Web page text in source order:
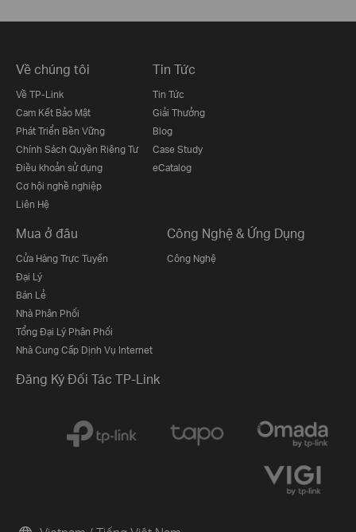
Về chúng tôi
Về TP-Link
Cam Kết Bảo Mật
Phát Triển Bền Vững
Chính Sách Quyền Riêng Tư
Điều khoản sử dụng
Cơ hội nghề nghiệp
Liên Hệ
Tin Tức
Tin Tức
Giải Thưởng
Blog
Case Study
eCatalog
Mua ở đâu
Cửa Hàng Trực Tuyến
Đại Lý
Bán Lẻ
Nhà Phân Phối
Tổng Đại Lý Phân Phối
Nhà Cung Cấp Dịnh Vụ Internet
Công Nghệ & Ứng Dụng
Công Nghệ
Đăng Ký Đối Tác TP-Link